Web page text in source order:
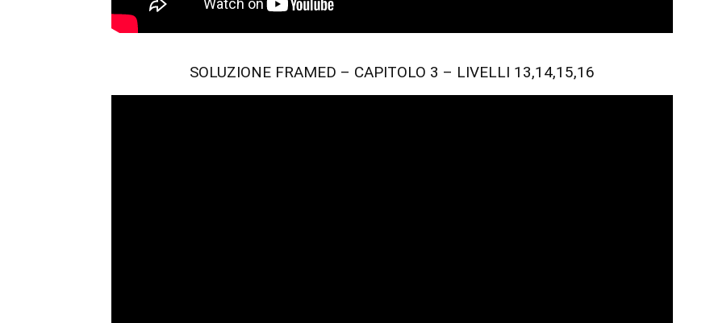
SOLUZIONE FRAMED – CAPITOLO 3 – LIVELLI 13,14,15,16